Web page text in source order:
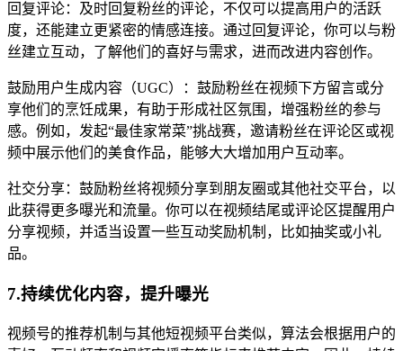
回复评论：及时回复粉丝的评论，不仅可以提高用户的活跃
度，还能建立更紧密的情感连接。通过回复评论，你可以与粉
丝建立互动，了解他们的喜好与需求，进而改进内容创作。
鼓励用户生成内容（UGC）：鼓励粉丝在视频下方留言或分
享他们的烹饪成果，有助于形成社区氛围，增强粉丝的参与
感。例如，发起“最佳家常菜”挑战赛，邀请粉丝在评论区或视
频中展示他们的美食作品，能够大大增加用户互动率。
社交分享：鼓励粉丝将视频分享到朋友圈或其他社交平台，以
此获得更多曝光和流量。你可以在视频结尾或评论区提醒用户
分享视频，并适当设置一些互动奖励机制，比如抽奖或小礼
品。
7.持续优化内容，提升曝光
视频号的推荐机制与其他短视频平台类似，算法会根据用户的